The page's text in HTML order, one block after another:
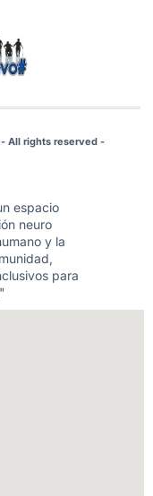
All rights reserved -
espacio
neuro
y la
para